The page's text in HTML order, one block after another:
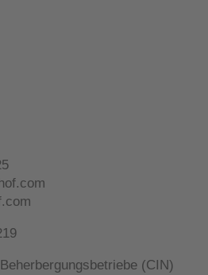
(CIN)